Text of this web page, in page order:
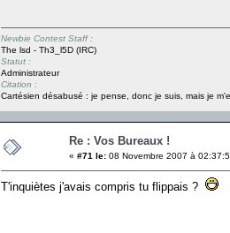
Newbie Contest Staff :
The lsd - Th3_l5D (IRC)
Statut :
Administrateur
Citation :
Cartésien désabusé : je pense, donc je suis, mais je
Re : Vos Bureaux !
« #71 le: 08 Novembre 2007 à
T'inquiètes j'avais compris tu flippais ?